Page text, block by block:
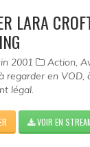
LARA
2001
Action,
regarder en VOD,
légal.
VOIR EN